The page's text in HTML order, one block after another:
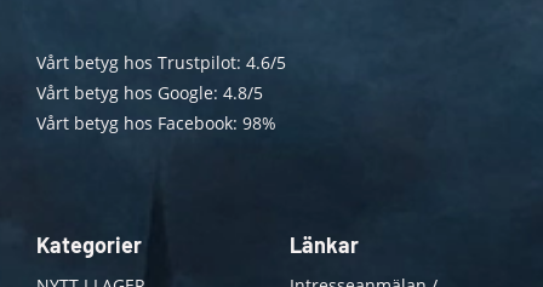
Vårt betyg hos Trustpilot: 4.6/5
Vårt betyg hos Google: 4.8/5
Vårt betyg hos Facebook: 98%
Kategorier Länkar